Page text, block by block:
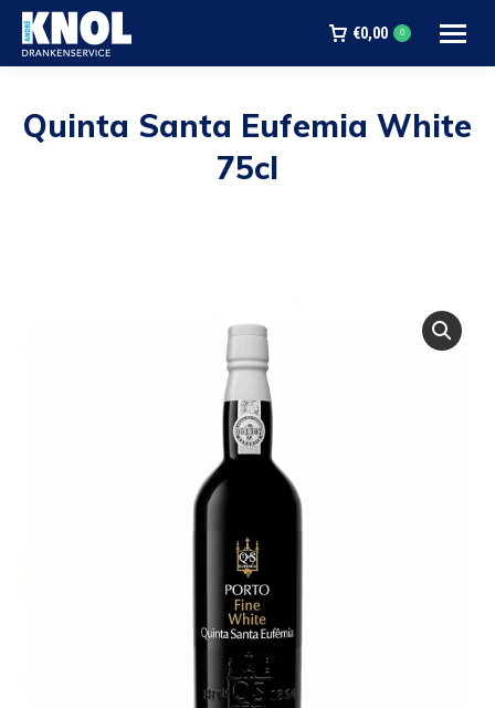
€0,00 0
Quinta Santa Eufemia White
75cl